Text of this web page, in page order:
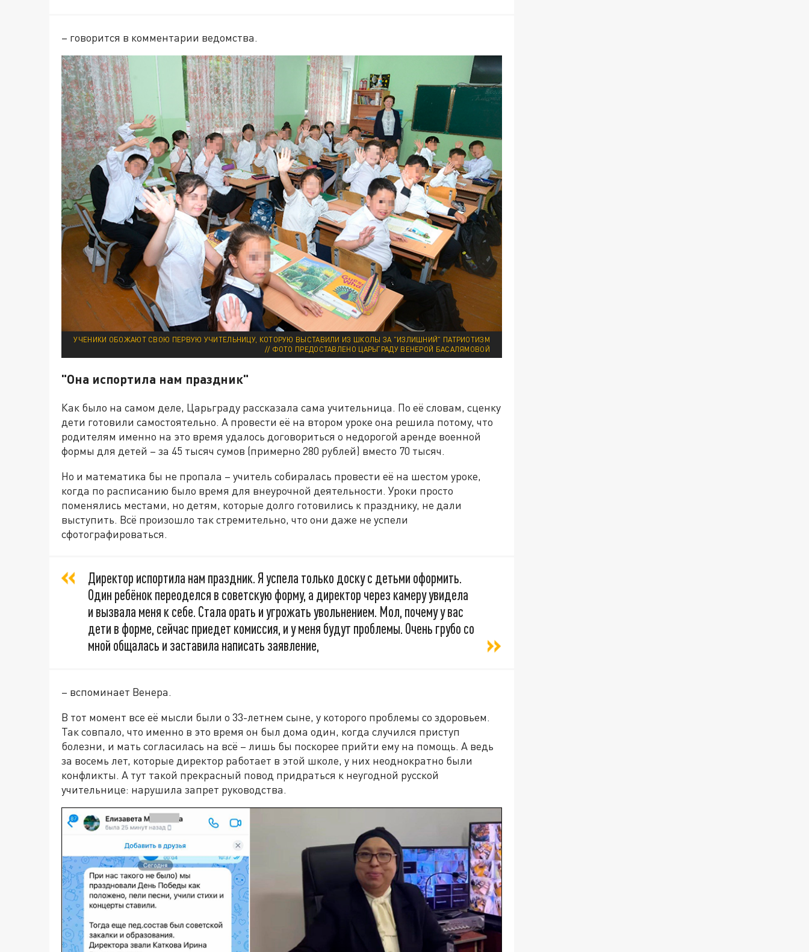
– говорится в комментарии ведомства.
УЧЕНИКИ ОБОЖАЮТ СВОЮ ПЕРВУЮ УЧИТЕЛЬНИЦУ, КОТОРУЮ ВЫСТАВИЛИ ИЗ ШКОЛЫ ЗА "ИЗЛИШНИЙ" ПАТРИОТИЗМ
// ФОТО ПРЕДОСТАВЛЕНО ЦАРЬГРАДУ ВЕНЕРОЙ БАСАЛЯМОВОЙ
"Она испортила нам праздник"
Как было на самом деле, Царьграду рассказала сама учительница. По её словам, сценку
дети готовили самостоятельно. А провести её на втором уроке она решила потому, что
родителям именно на это время удалось договориться о недорогой аренде военной
формы для детей – за 45 тысяч сумов (примерно 280 рублей) вместо 70 тысяч.
Но и математика бы не пропала – учитель собиралась провести её на шестом уроке,
когда по расписанию было время для внеурочной деятельности. Уроки просто
поменялись местами, но детям, которые долго готовились к празднику, не дали
выступить. Всё произошло так стремительно, что они даже не успели
сфотографироваться.
Директор испортила нам праздник. Я успела только доску с детьми оформить.
Один ребёнок переоделся в советскую форму, а директор через камеру увидела
и вызвала меня к себе. Стала орать и угрожать увольнением. Мол, почему у вас
дети в форме, сейчас приедет комиссия, и у меня будут проблемы. Очень грубо со
мной общалась и заставила написать заявление,
– вспоминает Венера.
В тот момент все её мысли были о 33-летнем сыне, у которого проблемы со здоровьем.
Так совпало, что именно в это время он был дома один, когда случился приступ
болезни, и мать согласилась на всё – лишь бы поскорее прийти ему на помощь. А ведь
за восемь лет, которые директор работает в этой школе, у них неоднократно были
конфликты. А тут такой прекрасный повод придраться к неугодной русской
учительнице: нарушила запрет руководства.